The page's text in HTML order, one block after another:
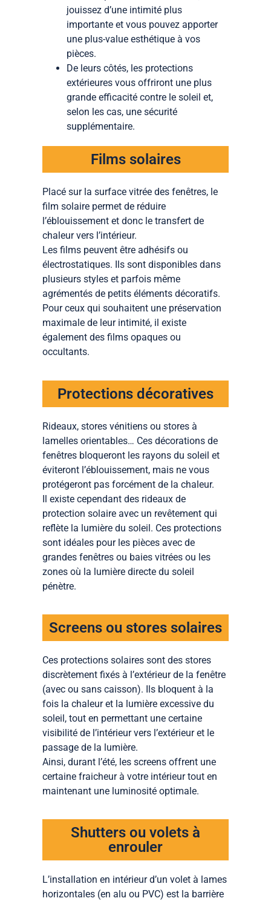
jouissez d’une intimité plus
importante et vous pouvez apporter
une plus-value esthétique à vos
pièces.
De leurs côtés, les protections
extérieures vous offriront une plus
grande efficacité contre le soleil et,
selon les cas, une sécurité
supplémentaire.
Films solaires
Placé sur la surface vitrée des fenêtres, le
film solaire permet de réduire
l’éblouissement et donc le transfert de
chaleur vers l’intérieur.
Les films peuvent être adhésifs ou
électrostatiques. Ils sont disponibles dans
plusieurs styles et parfois même
agrémentés de petits éléments décoratifs.
Pour ceux qui souhaitent une préservation
maximale de leur intimité, il existe
également des films opaques ou
occultants.
Protections décoratives
Rideaux, stores vénitiens ou stores à
lamelles orientables… Ces décorations de
fenêtres bloqueront les rayons du soleil et
éviteront l’éblouissement, mais ne vous
protégeront pas forcément de la chaleur.
Il existe cependant des rideaux de
protection solaire avec un revêtement qui
reflète la lumière du soleil. Ces protections
sont idéales pour les pièces avec de
grandes fenêtres ou baies vitrées ou les
zones où la lumière directe du soleil
pénètre.
Screens ou stores solaires
Ces protections solaires sont des stores
discrètement fixés à l’extérieur de la fenêtre
(avec ou sans caisson). Ils bloquent à la
fois la chaleur et la lumière excessive du
soleil, tout en permettant une certaine
visibilité de l’intérieur vers l’extérieur et le
passage de la lumière.
Ainsi, durant l’été, les screens offrent une
certaine fraicheur à votre intérieur tout en
maintenant une luminosité optimale.
Shutters ou volets à
enrouler
L’installation en intérieur d’un volet à lames
horizontales (en alu ou PVC) est la barrière